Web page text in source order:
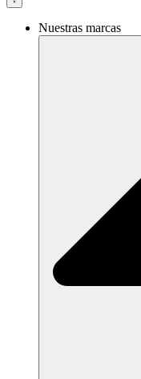
Nuestras marcas